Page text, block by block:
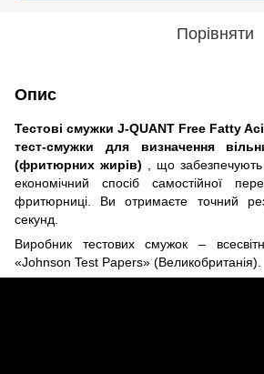
Порівняти
Опис
Тестові смужки J-QUANT Free Fatty
тест-смужки для визначення
(фритюрних жирів) , що
економічний спосіб самостійної
фритюрниці. Ви отримаєте точний
секунд.
Виробник тестових смужок –
«Johnson Test Papers» (Великобританія).